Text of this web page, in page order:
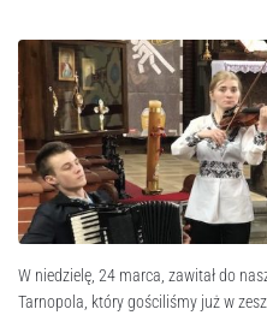
W niedzielę, 24 marca, zawitał do
Tarnopola, który gościliśmy już w